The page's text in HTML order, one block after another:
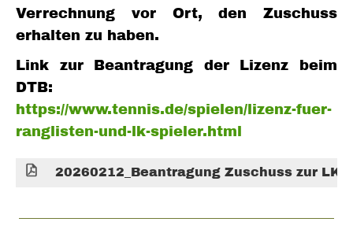
Verrechnung vor Ort, den Zuschuss
erhalten zu haben.
Link zur Beantragung der Lizenz beim
DTB:
https://www.tennis.de/spielen/lizenz-fuer-
ranglisten-und-lk-spieler.html
20260212_Beantragung Zuschuss zur LK